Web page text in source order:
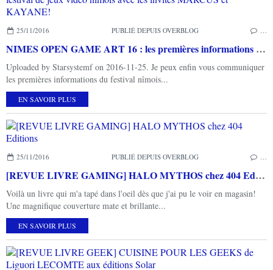
25/11/2016 PUBLIÉ DEPUIS OVERBLOG
NIMES OPEN GAME ART 16 : les premières informations du festival de jeux vidéo nîmois avec les invités MARCUS et KAYANE!
Uploaded by Starsystemf on 2016-11-25. Je peux enfin vous communiquer
les premières informations du festival nîmois...
EN SAVOIR PLUS
25/11/2016 PUBLIÉ DEPUIS OVERBLOG
[REVUE LIVRE GAMING] HALO MYTHOS chez 404 Editions
Voilà un livre qui m'a tapé dans l'oeil dès que j'ai pu le voir en magasin!
Une magnifique couverture mate et brillante...
EN SAVOIR PLUS